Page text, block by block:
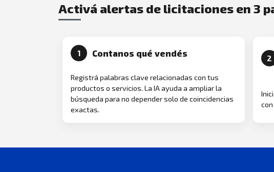
Activá alertas de licitaciones en 3
1 Contanos qué vendés
Registrá palabras clave relacionadas con tus
productos o servicios. La IA ayuda a ampliar la
búsqueda para no depender solo de coincidencias
exactas.
2